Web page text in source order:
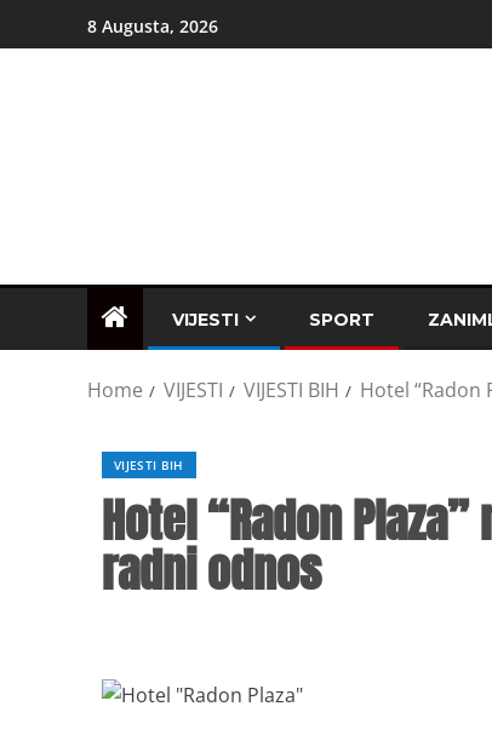
8 Augusta, 2026
VIJESTI SPORT
Home VIJESTI VIJESTI BIH Hotel “Radon
VIJESTI BIH
Hotel “Radon
radni odnos